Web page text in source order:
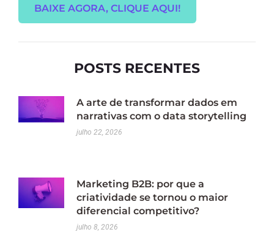
BAIXE AGORA, CLIQUE AQUI!
POSTS RECENTES
A arte de transformar dados em
narrativas com o data storytelling
julho 22, 2026
Marketing B2B: por que a
criatividade se tornou o maior
diferencial competitivo?
julho 8, 2026